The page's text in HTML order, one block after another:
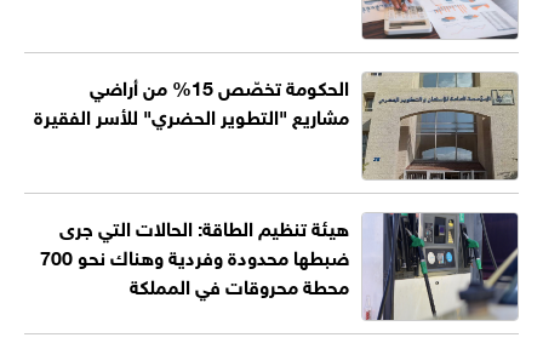
الحكومة تخصّص 15% من أراضي
مشاريع "التطوير الحضري" للأسر الفقيرة
هيئة تنظيم الطاقة: الحالات التي جرى
ضبطها محدودة وفردية وهناك نحو 700
محطة محروقات في المملكة